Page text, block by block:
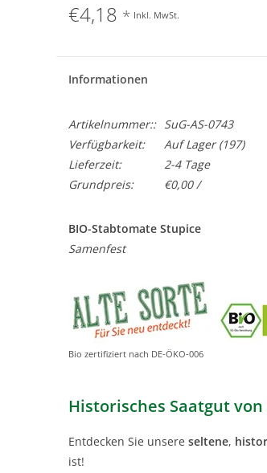
€4,18 * Inkl. MwSt.
Informationen
Artikelnummer::
SuG-AS-0743
Verfügbarkeit:
Auf Lager(197)
Lieferzeit:
2-4 Tage
Grundpreis:
€0,00 /
BIO-Stabtomate Stupice
Samenfest
Bio zertifiziert nach DE-ÖKO-006
Historisches Saatgut von
Entdecken Sie unsere seltene,
ist!